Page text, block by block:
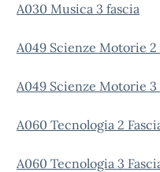
A030 Musica 3 fascia
A049 Scienze Motorie 2
A049 Scienze Motorie 3
A060 Tecnologia 2
A060 Tecnologia 3